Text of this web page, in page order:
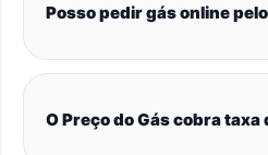
Posso pedir gás online
O Preço do Gás cobra taxa